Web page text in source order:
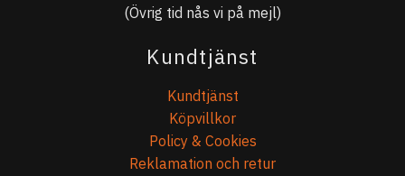
(Övrig tid nås vi på mejl)
Kundtjänst
Kundtjänst
Köpvillkor
Policy & Cookies
Reklamation och retur